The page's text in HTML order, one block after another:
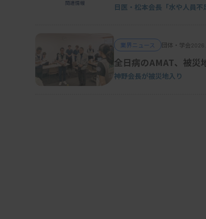
日医・松本会長「水や人員不
業界ニュース 団体・学会
全日病のAMAT、被災
神野会長が被災地入り